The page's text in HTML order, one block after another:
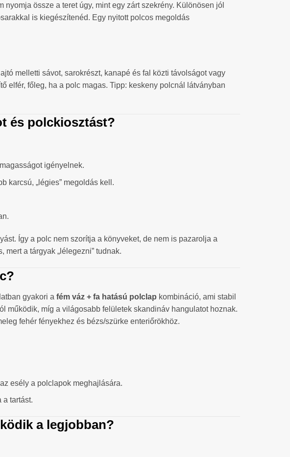
össze a teret úgy, mint egy zárt szekrény. Különösen jól
is kiegészítenéd. Egy nyitott polcos megoldás
melletti sávot, sarokrészt, kanapé és fal közti távolságot vagy
elfér, főleg, ha a polc magas. Tipp: keskeny polcnál látványban
és polckiosztást?
igényelnek.
karcsú, „légies” megoldás kell.
Így a polc nem szorítja a könyveket, de nem is pazarolja a
a tárgyak „lélegezni” tudnak.
gyakori a fém váz + fa hatású polclap kombináció, ami stabil
működik, míg a világosabb felületek skandináv hangulatot hoznak.
fehér fényekhez és bézs/szürke enteriőrökhöz.
esély a polclapok meghajlására.
a tartást.
a legjobban?